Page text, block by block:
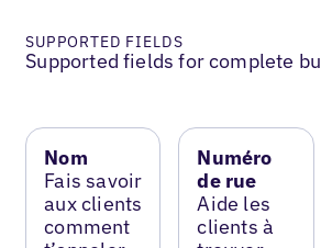
SUPPORTED FIELDS
Supported fields for complete
Nom
Fais savoir
aux clients
comment
Numéro
de rue
Aide les
clients à